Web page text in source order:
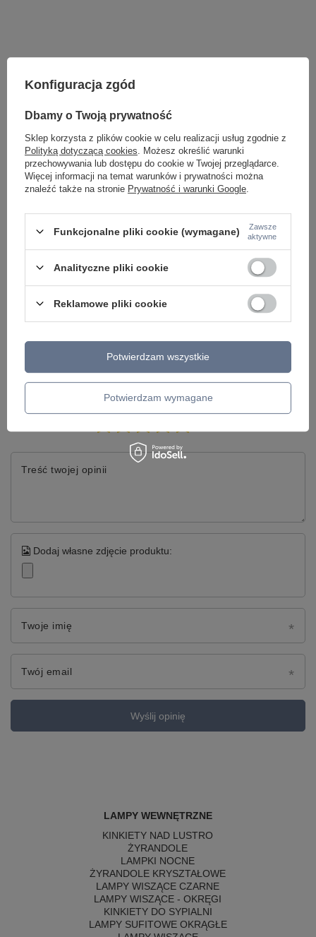
Potrzebujesz pomocy? Masz pytania lub
chcesz lepszą cenę?
Napisz do nas - doradzimy, odpowiemy
szybko i przygotujemy indywidualną ofertę
dopasowaną do Ciebie..
Napisz do nas
Model znajdziesz w kategoriach
Napisz swoją opinię
Twoja ocena:
Treść twojej opinii
Dodaj własne zdjęcie produktu:
Twoje imię
Twój email
Wyślij opinię
LAMPY WEWNĘTRZNE
KINKIETY NAD LUSTRO
ŻYRANDOLE
LAMPKI NOCNE
ŻYRANDOLE KRYSZTAŁOWE
LAMPY WISZĄCE CZARNE
LAMPY WISZĄCE - OKRĘGI
KINKIETY DO SYPIALNI
LAMPY SUFITOWE OKRĄGŁE
Konfiguracja zgód
Dbamy o Twoją prywatność
Sklep korzysta z plików cookie w celu realizacji usług zgodnie z
Polityką dotyczącą cookies . Możesz określić warunki
przechowywania lub dostępu do cookie w Twojej przeglądarce.
Więcej informacji na temat warunków i prywatności można
znaleźć także na stronie Prywatność i warunki Google
Funkcjonalne pliki cookie (wymagane)
Zawsze
aktywne
Analityczne pliki cookie
Reklamowe pliki cookie
Potwierdzam wymagane
Potwierdzam wszystkie